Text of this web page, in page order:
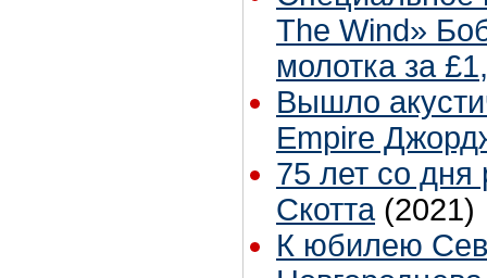
The Wind»
молотка за
Вышло
Empire
75 лет со
Скотта (2021)
К юбилею